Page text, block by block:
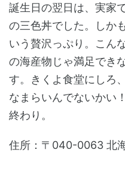
誕生日の翌日は、実家
の三色丼でした。しか
いう贅沢っぷり。こん
の海産物じゃ満足でき
す。きくよ食堂にしろ
なまらいんでないかい！
終わり。
住所：〒040-0063 北